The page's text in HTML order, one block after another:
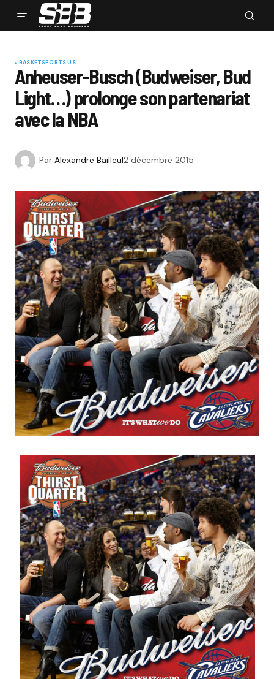
BASKETSPORTS US
Anheuser-Busch (Budweiser, Bud
Light…) prolonge son partenariat
avec la NBA
Par Alexandre Bailleul2 décembre 2015